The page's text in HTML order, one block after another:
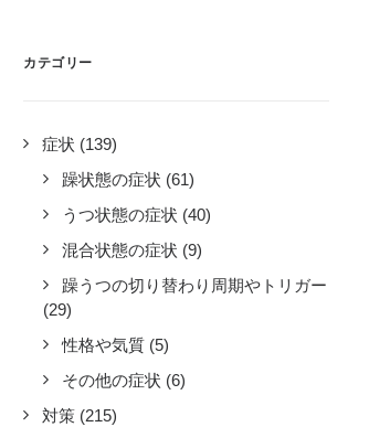
カテゴリー
症状 (139)
躁状態の症状 (61)
うつ状態の症状 (40)
混合状態の症状 (9)
躁うつの切り替わり周期やトリガー
(29)
性格や気質 (5)
その他の症状 (6)
対策 (215)